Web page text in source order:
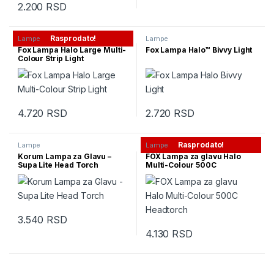
2.200 RSD
Rasprodato!
Lampe
Fox Lampa Halo Large Multi-
Colour Strip Light
4.720 RSD
Lampe
Fox Lampa Halo™ Bivvy Light
2.720 RSD
Lampe
Korum Lampa za Glavu –
Supa Lite Head Torch
3.540 RSD
Rasprodato!
Lampe
FOX Lampa za glavu Halo
Multi-Colour 500C
Headtorch
4.130 RSD